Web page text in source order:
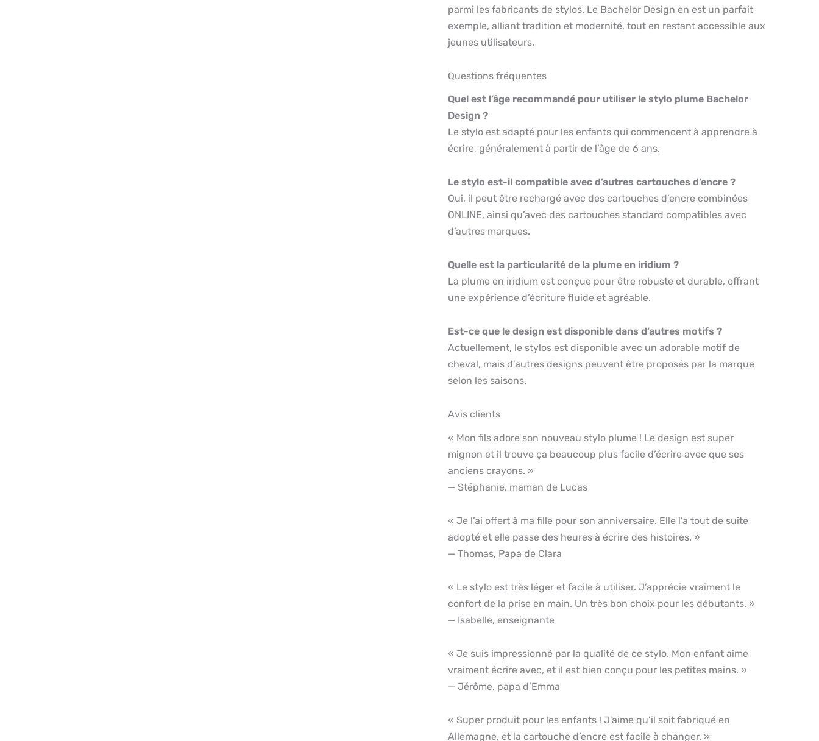
parmi les fabricants de stylos. Le Bachelor Design en est un parfait
exemple, alliant tradition et modernité, tout en restant accessible aux
jeunes utilisateurs.
Questions fréquentes
Quel est l’âge recommandé pour utiliser le stylo plume Bachelor
Design ?
Le stylo est adapté pour les enfants qui commencent à apprendre à
écrire, généralement à partir de l’âge de 6 ans.
Le stylo est-il compatible avec d’autres cartouches d’encre ?
Oui, il peut être rechargé avec des cartouches d’encre combinées
ONLINE, ainsi qu’avec des cartouches standard compatibles avec
d’autres marques.
Quelle est la particularité de la plume en iridium ?
La plume en iridium est conçue pour être robuste et durable, offrant
une expérience d’écriture fluide et agréable.
Est-ce que le design est disponible dans d’autres motifs ?
Actuellement, le stylos est disponible avec un adorable motif de
cheval, mais d’autres designs peuvent être proposés par la marque
selon les saisons.
Avis clients
« Mon fils adore son nouveau stylo plume ! Le design est super
mignon et il trouve ça beaucoup plus facile d’écrire avec que ses
anciens crayons. »
— Stéphanie, maman de Lucas
« Je l’ai offert à ma fille pour son anniversaire. Elle l’a tout de suite
adopté et elle passe des heures à écrire des histoires. »
— Thomas, Papa de Clara
« Le stylo est très léger et facile à utiliser. J’apprécie vraiment le
confort de la prise en main. Un très bon choix pour les débutants. »
— Isabelle, enseignante
« Je suis impressionné par la qualité de ce stylo. Mon enfant aime
vraiment écrire avec, et il est bien conçu pour les petites mains. »
— Jérôme, papa d’Emma
« Super produit pour les enfants ! J’aime qu’il soit fabriqué en
Allemagne, et la cartouche d’encre est facile à changer. »